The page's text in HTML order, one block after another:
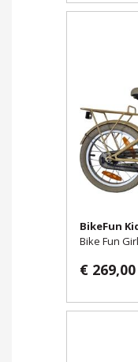
BikeFun
Bike Fun
€ 269,00